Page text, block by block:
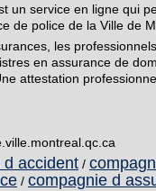
un service en ligne qui
de police de la Ville de
les
en assurance de
attestation
accident /
/ compagnie d